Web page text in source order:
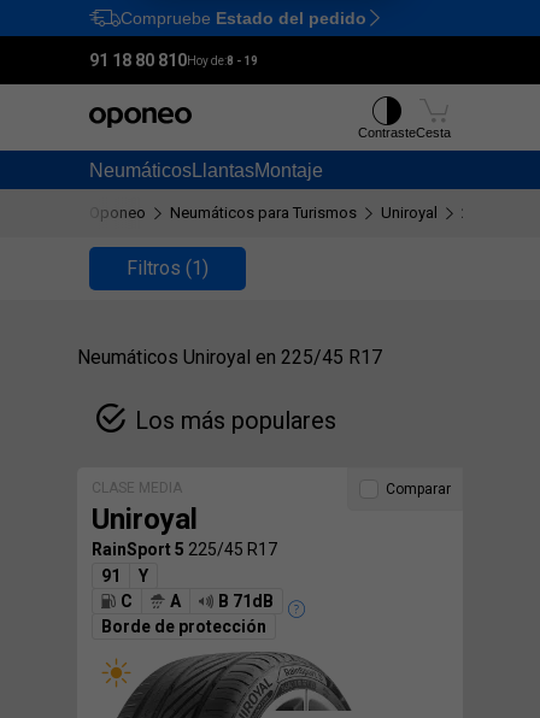
Ctrl M
Compruebe Estado del pedido
91 18 80 810Hoy de:8 - 19
Neumáticos LlantasMontaje
ContrasteCesta
Oponeo Neumáticos para Turismos Uniroyal 225/45 R17
Filtros (1)
Neumáticos Uniroyal en 225/45 R17
Los más populares
CLASE MEDIA
Uniroyal
RainSport 5 225/45 R17
91
Y
C
A
B 71dB
Borde de protección
Comparar